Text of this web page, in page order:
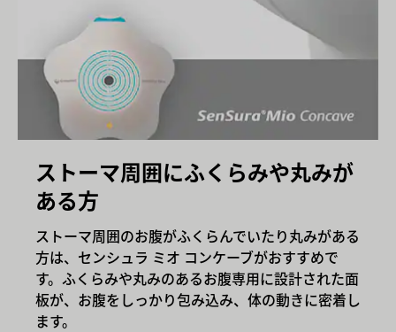
ストーマ周囲にふくらみや丸みが
ある方
ストーマ周囲のお腹がふくらんでいたり丸みがある
方は、センシュラ ミオ コンケーブがおすすめで
す。ふくらみや丸みのあるお腹専用に設計された面
板が、お腹をしっかり包み込み、体の動きに密着し
ます。